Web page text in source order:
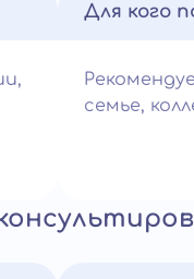
Для кого
семье,